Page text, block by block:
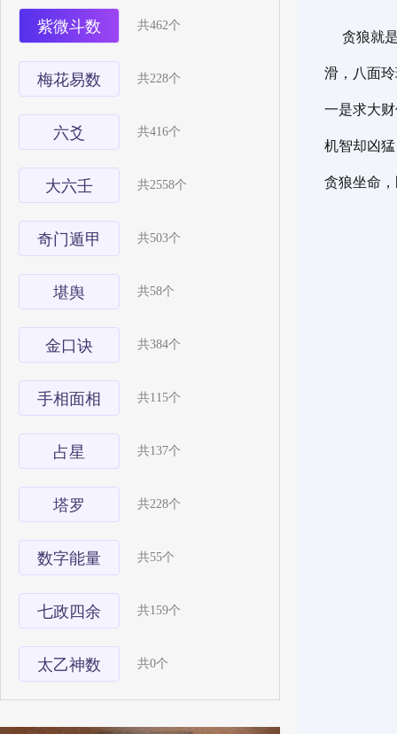
紫微斗数 共462个
梅花易数 共228个
六爻 共416个
大六壬 共2558个
奇门遁甲 共503个
堪舆 共58个
金口诀 共384个
手相面相 共115个
占星 共137个
塔罗 共228个
数字能量 共55个
七政四余 共159个
太乙神数 共0个
贪狼就
滑，八面
一是求大
机智却凶
贪狼坐命